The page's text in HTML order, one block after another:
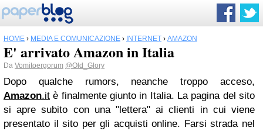
HOME › MEDIA E COMUNICAZIONE › INTERNET › AMAZON
E' arrivato Amazon in Italia
Da Vomitoergorum @Old_Glory
Dopo qualche rumors, neanche troppo acceso,
Amazon.it è finalmente giunto in Italia. La pagina del sito
si apre subito con una "lettera" ai clienti in cui viene
presentato il sito per gli acquisti online. Farsi strada nel